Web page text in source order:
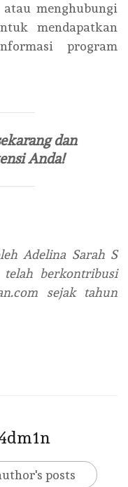
menghubungi
mendapatkan
program
dan
Anda!
Adelina Sarah S
berkontribusi
sejak tahun
posts